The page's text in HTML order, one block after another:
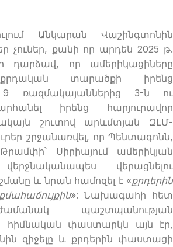
Անկարան Վաշինգտոնին
չուներ, քանի որ արդեն 2025 թ.
դարձավ, որ ամերիկացիները
տարածքի իրենց
ռազմակայաններից 3-ն ու
իրենց հարյուրավոր
շուտով արևմտյան ԶԼՄ-
շրջանառվել, որ Պենտագոնն,
Սիրիայում ամերիկյան
վերջնականապես վերացնելու
և նրան համոզել է «քրդերին
»: Նախագահի հետ
պաշտպանության
հիմնական փաստարկն այն էր,
զիջելը և քրդերին փաստացի